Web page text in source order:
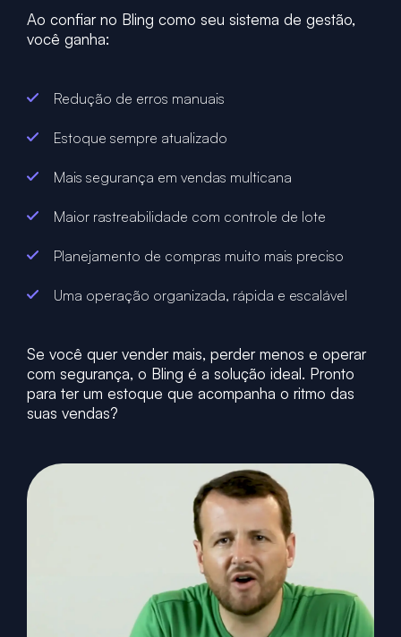
Ao confiar no Bling como seu sistema de gestão,
você ganha:
Redução de erros manuais
Estoque sempre atualizado
Mais segurança em vendas multicana
Maior rastreabilidade com controle de lote
Planejamento de compras muito mais preciso
Uma operação organizada, rápida e escalável
Se você quer vender mais, perder menos e operar
com segurança, o Bling é a solução ideal. Pronto
para ter um estoque que acompanha o ritmo das
suas vendas?